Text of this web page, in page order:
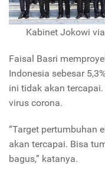
Kabinet Jokowi via
Faisal Basri
Indonesia sebesar
ini tidak akan
virus corona.
“Target pertumbuhan
akan tercapai. Bisa
bagus,” katanya.